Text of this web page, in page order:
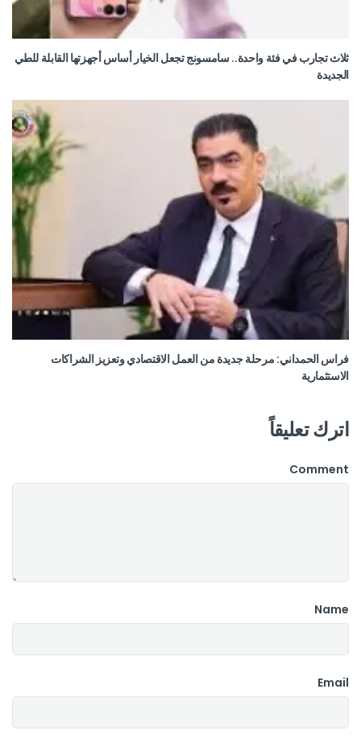
ثلاث تجارب في فئة واحدة.. سامسونج تجعل الخيار أساس أجهزتها القابلة للطي
الجديدة
فراس الحمداني: مرحلة جديدة من العمل الاقتصادي وتعزيز الشراكات
الاستثمارية
اترك تعليقاً
Comment
Name
Email